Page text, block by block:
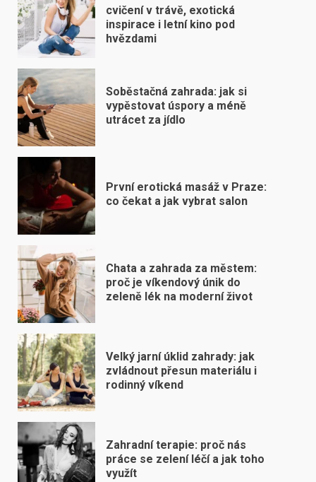
cvičení v trávě, exotická
inspirace i letní kino pod
hvězdami
Soběstačná zahrada: jak si
vypěstovat úspory a méně
utrácet za jídlo
První erotická masáž v Praze:
co čekat a jak vybrat salon
Chata a zahrada za městem:
proč je víkendový únik do
zeleně lék na moderní život
Velký jarní úklid zahrady: jak
zvládnout přesun materiálu i
rodinný víkend
Zahradní terapie: proč nás
práce se zelení léčí a jak toho
využít